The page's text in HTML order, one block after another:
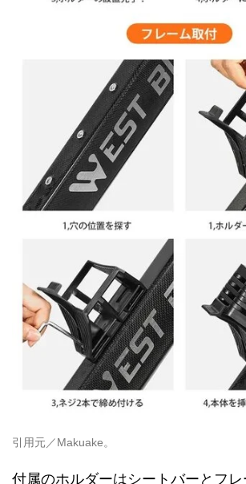
引用元／Makuake。
付属のホルダーはシートバーとフレ